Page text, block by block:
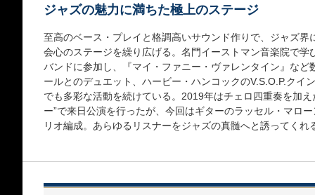
ジャズの魅力に満ちた極上のステージ
至高のベース・プレイと格調高いサウンド作りで、ジャズ
会心のステージを繰り広げる。名門イーストマン音楽院で
バンドに参加し、『マイ・ファニー・ヴァレンタイン』な
ールとのデュエット、ハービー・ハンコックのV.S.O.P.クイ
でも多彩な活動を続けている。2019年はチェロ四重奏を加
ー”で来日公演を行ったが、今回はギターのラッセル・マロ
リオ編成。あらゆるリスナーをジャズの真髄へと誘ってくれ